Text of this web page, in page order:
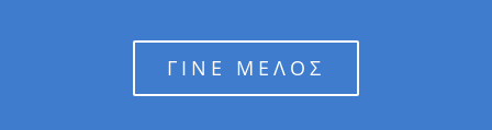
ΓΙΝΕ ΜΕΛΟΣ